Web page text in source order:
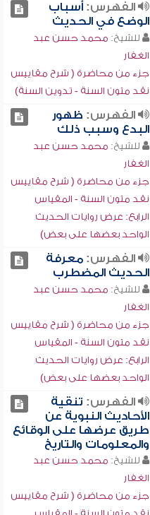
الفهرس:أسباب
الوضع في الحديث
للشيخ: محمد حسن عبد
الغفار
جزء من محاضرة ( شرح مقاييس
نقد متون السنة - تدوين السنة)
الفهرس: ظهور
البدع وسبب ذلك
للشيخ: محمد حسن عبد
الغفار
جزء من محاضرة ( شرح مقاييس
نقد متون السنة - المقياس
الرابع: عرض روايات الحديث
الواحد بعضها على بعض)
الفهرس:معرفة
الحديث المضطرب
للشيخ: محمد حسن عبد
الغفار
جزء من محاضرة ( شرح مقاييس
نقد متون السنة - المقياس
الرابع: عرض روايات الحديث
الواحد بعضها على بعض)
الفهرس: تنقية
الأحاديث النبوية عن
طريق عرضها على الوقائع
والمعلومات والتاريخ
للشيخ: محمد حسن عبد
الغفار
جزء من محاضرة ( شرح مقاييس